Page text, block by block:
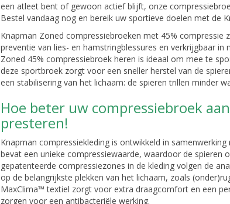
een atleet bent of gewoon actief blijft, onze
Bestel vandaag nog en bereik uw sportieve doelen met de
Knapman Zoned compressiebroeken met 45% compressie
preventie van lies- en hamstringblessures en verkrijgbaar
Zoned 45% compressiebroek heren is ideaal om mee te
deze sportbroek zorgt voor een sneller herstel van de
een stabilisering van het lichaam: de spieren trillen minder
Hoe beter uw compressiebroek
presteren!
Knapman compressiekleding is ontwikkeld in
bevat een unieke compressiewaarde, waardoor de spieren
gepatenteerde compressiezones in de kleding volgen de
op de belangrijkste plekken van het lichaam, zoals
MaxClima™ textiel zorgt voor extra draagcomfort en een
zorgen voor een antibacteriële werking.